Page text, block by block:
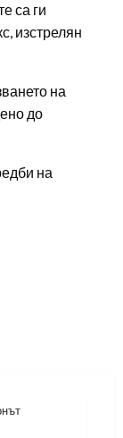
са ги
изстрелян
на
до
на